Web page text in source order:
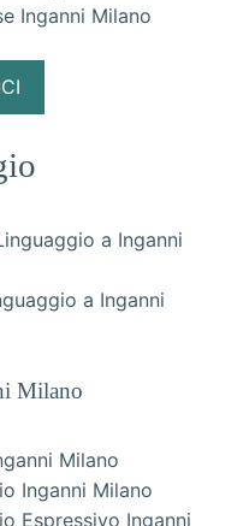
Inganni Milano
a Inganni
Milano
Milano
Inganni Milano
Espressivo Inganni